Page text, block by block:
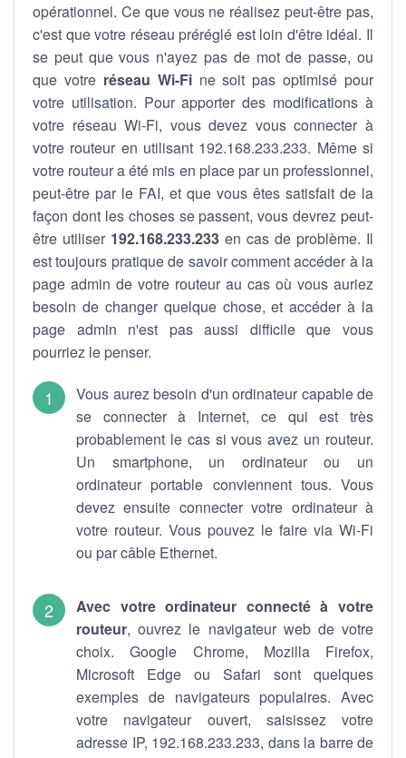
opérationnel. Ce que vous ne réalisez peut-être pas,
c'est que votre réseau préréglé est loin d'être idéal. Il
se peut que vous n'ayez pas de mot de passe, ou
que votre réseau Wi-Fine soit pas optimisé pour
votre utilisation. Pour apporter des modifications à
votre réseau Wi-Fi, vous devez vous connecter à
votre routeur en utilisant 192.168.233.233. Même si
votre routeur a été mis en place par un professionnel,
peut-être par le FAI, et que vous êtes satisfait de la
façon dont les choses se passent, vous devrez peut-
être utiliser 192.168.233.233 en cas de problème. Il
est toujours pratique de savoir comment accéder à la
page admin de votre routeur au cas où vous auriez
besoin de changer quelque chose, et accéder à la
page admin n'est pas aussi difficile que vous
pourriez le penser.
Vous aurez besoin d'un ordinateur capable de
se connecter à Internet, ce qui est très
probablement le cas si vous avez un routeur.
Un smartphone, un ordinateur ou un
ordinateur portable conviennent tous. Vous
devez ensuite connecter votre ordinateur à
votre routeur. Vous pouvez le faire via Wi-Fi
ou par câble Ethernet.
Avec votre ordinateur connecté à votre
routeur, ouvrez le navigateur web de votre
choix. Google Chrome, Mozilla Firefox,
Microsoft Edge ou Safari sont quelques
exemples de navigateurs populaires. Avec
votre navigateur ouvert, saisissez votre
adresse IP, 192.168.233.233, dans la barre de